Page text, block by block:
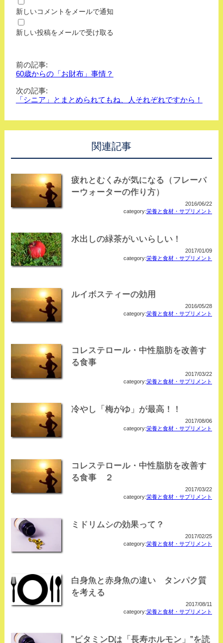
新しいコメントをメールで通知
新しい投稿をメールで受け取る
前の記事:
60歳からの「お財布」事情？
次の記事:
「シニア」とまとめられてもね、人それぞれですから！
関連記事
疲れとむくみが気になる（フレーバ
ーウォーターの作り方）
2016/06/22
category:栄養と食材・サプリメント
水出しの緑茶がいいらしい！
2017/01/09
category:栄養と食材・サプリメント
ルイボスティーの効用
2016/05/28
category:栄養と食材・サプリメント
コレステロール・中性脂肪を改善す
る食事
2017/03/22
category:栄養と食材・サプリメント
冷やし「梅がゆ」が最高！！
2017/08/06
category:栄養と食材・サプリメント
コレステロール・中性脂肪を改善す
る食事 ２
2017/03/22
category:栄養と食材・サプリメント
ミドリムシの効果って？
2017/02/25
category:栄養と食材・サプリメント
白身魚と赤身魚の違い タンパク質
を考える
2017/08/11
category:栄養と食材・サプリメント
”ビタミンDは「長寿ホルモン」”を読